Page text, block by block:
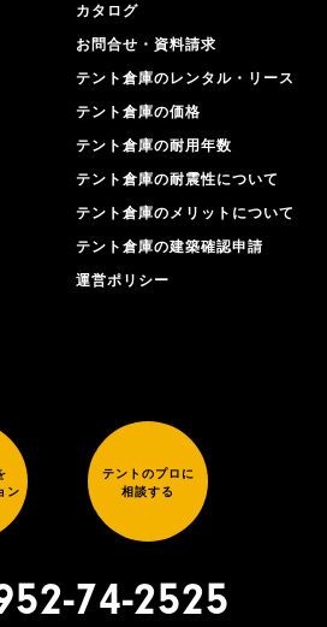
カタログ
お問合せ・資料請求
テント倉庫のレンタル・リース
テント倉庫の価格
テント倉庫の耐用年数
テント倉庫の耐震性について
テント倉庫のメリットについて
テント倉庫の建築確認申請
運営ポリシー
ン
テントのプロに
相談する
74-2525